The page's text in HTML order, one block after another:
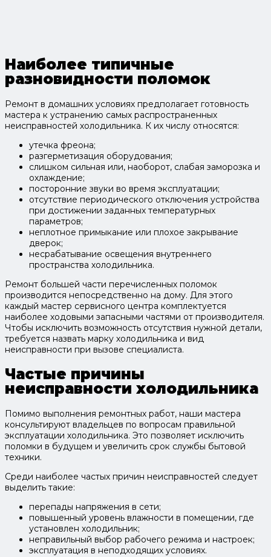
Наиболее типичные
разновидности поломок
Ремонт в домашних условиях предполагает готовность
мастера к устранению самых распространенных
неисправностей холодильника. К их числу относятся:
утечка фреона;
разгерметизация оборудования;
слишком сильная или, наоборот, слабая заморозка и
охлаждение;
посторонние звуки во время эксплуатации;
отсутствие периодического отключения устройства
при достижении заданных температурных
параметров;
неплотное примыкание или плохое закрывание
дверок;
несрабатывание освещения внутреннего
пространства холодильника.
Ремонт большей части перечисленных поломок
производится непосредственно на дому. Для этого
каждый мастер сервисного центра комплектуется
наиболее ходовыми запасными частями от производителя.
Чтобы исключить возможность отсутствия нужной детали,
требуется назвать марку холодильника и вид
неисправности при вызове специалиста.
Частые причины
неисправности холодильника
Помимо выполнения ремонтных работ, наши мастера
консультируют владельцев по вопросам правильной
эксплуатации холодильника. Это позволяет исключить
поломки в будущем и увеличить срок службы бытовой
техники.
Среди наиболее частых причин неисправностей следует
выделить такие:
перепады напряжения в сети;
повышенный уровень влажности в помещении, где
установлен холодильник;
неправильный выбор рабочего режима и настроек;
эксплуатация в неподходящих условиях.